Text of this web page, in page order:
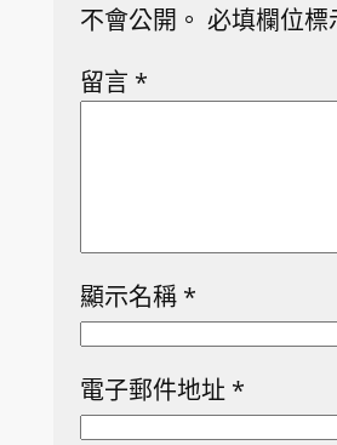
不會公開。 必填欄位標
留言 *
顯示名稱 *
電子郵件地址 *